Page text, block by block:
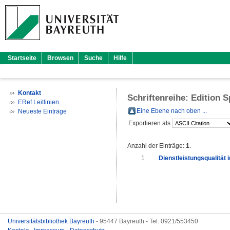
Startseite Browsen Suche Hilfe
Kontakt
ERef Leitlinien
Neueste Einträge
Schriftenreihe: Edition
Eine Ebene nach oben ...
Exportieren als
Anzahl der Einträge: 1.
1
Dienstleistungsqualität
Universitätsbibliothek Bayreuth - 95447 Bayreuth - Tel. 0921/553450